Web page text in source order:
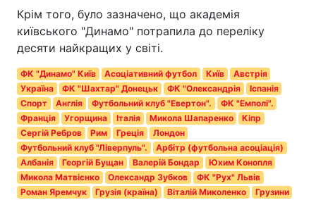
Крім того, було зазначено, що академія
київського "Динамо" потрапила до переліку
десяти найкращих у світі.
ФК "Динамо" Київ Асоціативний футбол Київ
Австрія
Україна
ФК "Шахтар" Донецьк ФК "Олександрія
Іспанія
Спорт
Англія Футбольний клуб "Евертон".
ФК "Емполі".
Франція
Угорщина Італія Микола Шапаренко
Кіпр
Сергій Ребров
Рим Греція
Лондон
Футбольний клуб "Ліверпуль".
Арбітр (футбольна асоціація)
Албанія
Георгій Бущан Валерій Бондар
Юхим Конопля
Микола Матвієнко
Олександр Зубков
ФК "Рух" Львів
Роман Яремчук
Грузія (країна) Віталій Миколенко
Грузини